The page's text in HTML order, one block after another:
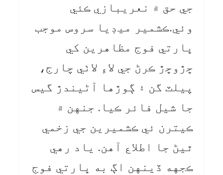
جي حق ۾ نعريبازي ڪئي
وئي.ڪشمير ميڊيا سروس موجب
ڀارتي فوج مظاهرين کي
ڇڙوڇڙ ڪرڻ جي لاءِ لاٺي چارج،
پيلٽ گن ۽ ڳوڙها آڻيندڙ گيس
جا شيل فائر ڪيا. جنهن ۾
ڪيترن ئي ڪشميرين جي زخمي
ٿيڻ جا اطلاع آهن. ياد رهي
ڪجهه ڏينهن اڳ به ڀارتي فوج